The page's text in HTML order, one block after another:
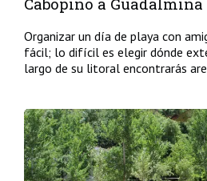
Organizar un día de playa con
fácil; lo difícil es elegir dónde
largo de su litoral encontrarás